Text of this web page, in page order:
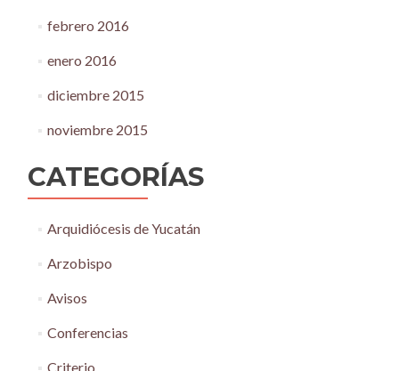
febrero 2016
enero 2016
diciembre 2015
noviembre 2015
CATEGORÍAS
Arquidiócesis de Yucatán
Arzobispo
Avisos
Conferencias
Criterio